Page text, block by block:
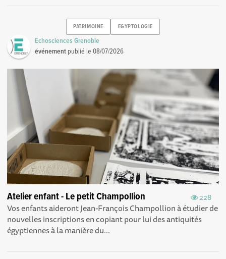
PATRIMOINE EGYPTOLOGIE
Echosciences Grenoble
événement publié le08/07/2026
228
Atelier enfant - Le petit Champollion
Vos enfants aideront Jean-François Champollion à étudier de
nouvelles inscriptions en copiant pour lui des antiquités
égyptiennes à la manière du...